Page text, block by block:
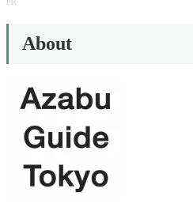
ナ
ゲ
シ
ョ
PR
About